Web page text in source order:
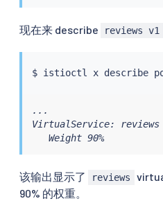
现在来 describe reviews v1
$ istioctl x describe
...
VirtualService: reviews
   Weight 90%
该输出显示了 reviews
90% 的权重。